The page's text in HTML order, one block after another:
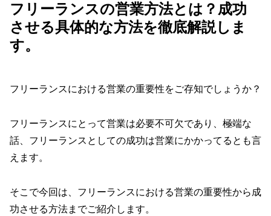
フリーランスの営業方法とは？成功
させる具体的な方法を徹底解説しま
す。
フリーランスにおける営業の重要性をご存知でしょうか？
フリーランスにとって営業は必要不可欠であり、極端な
話、フリーランスとしての成功は営業にかかってるとも言
えます。
そこで今回は、フリーランスにおける営業の重要性から成
功させる方法までご紹介します。